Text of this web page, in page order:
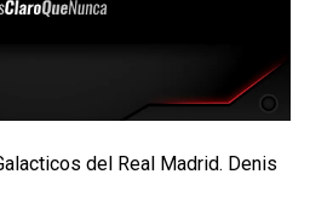
del Real Madrid. Denis